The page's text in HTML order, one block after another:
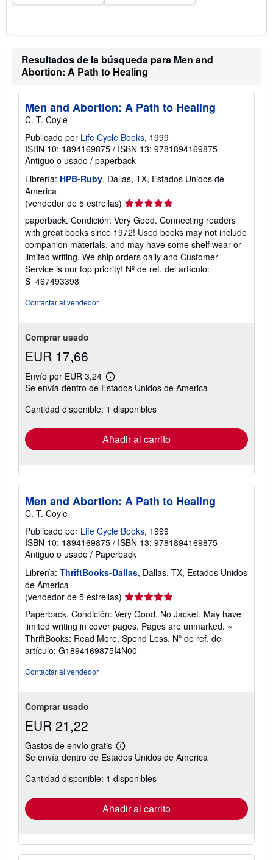
v
Resultados de la búsqueda para Men and
Abortion: A Path to Healing
Men and Abortion: A Path to Healing
C. T. Coyle
Publicado por Life Cycle Books, 1999
ISBN 10: 1894169875 / ISBN 13: 9781894169875
Antiguo o usado / paperback
Librería: HPB-Ruby, Dallas, TX, Estados Unidos de
America
(vendedor de 5 estrellas) Calificación
vendedor:
5
de
5
estrellas
paperback. Condición: Very Good. Connecting readers
with great books since 1972! Used books may not include
companion materials, and may have some shelf wear or
limited writing. We ship orders daily and Customer
Service is our top priority! Nº de ref. del artículo:
S_467493398
Contactar al vendedor
Comprar usado
EUR 17,66
Envío por EUR 3,24
Más
información
las
tarifas
envío
Se envía dentro de Estados Unidos de America
Cantidad disponible: 1 disponibles
Añadir al carrito
Men and Abortion: A Path to Healing
C. T. Coyle
Publicado por Life Cycle Books, 1999
ISBN 10: 1894169875 / ISBN 13: 9781894169875
Antiguo o usado / Paperback
Librería: ThriftBooks-Dallas, Dallas, TX, Estados Unidos
de America
(vendedor de 5 estrellas) Calificación
vendedor:
5
de
5
Paperback. Condición: Very Good. No Jacket. May have
limited writing in cover pages. Pages are unmarked. ~
ThriftBooks: Read More, Spend Less. Nº de ref. del
artículo: G1894169875I4N00
Contactar al vendedor
Comprar usado
EUR 21,22
Gastos de envío gratis
Más
información
las
tarifas
envío
Se envía dentro de Estados Unidos de America
Cantidad disponible: 1 disponibles
Añadir al carrito